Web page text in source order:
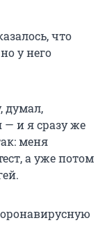
что
у него
думал,
— и я сразу же
меня
а уже потом